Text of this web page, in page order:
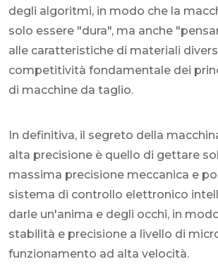
degli algoritmi, in modo che la
solo essere "dura", ma anche
alle caratteristiche di materiali
competitività fondamentale dei
di macchine da taglio.
In definitiva, il segreto della
alta precisione è quello di gettare
massima precisione meccanica e
sistema di controllo elettronico
darle un'anima e degli occhi, in
stabilità e precisione a livello di
funzionamento ad alta velocità.